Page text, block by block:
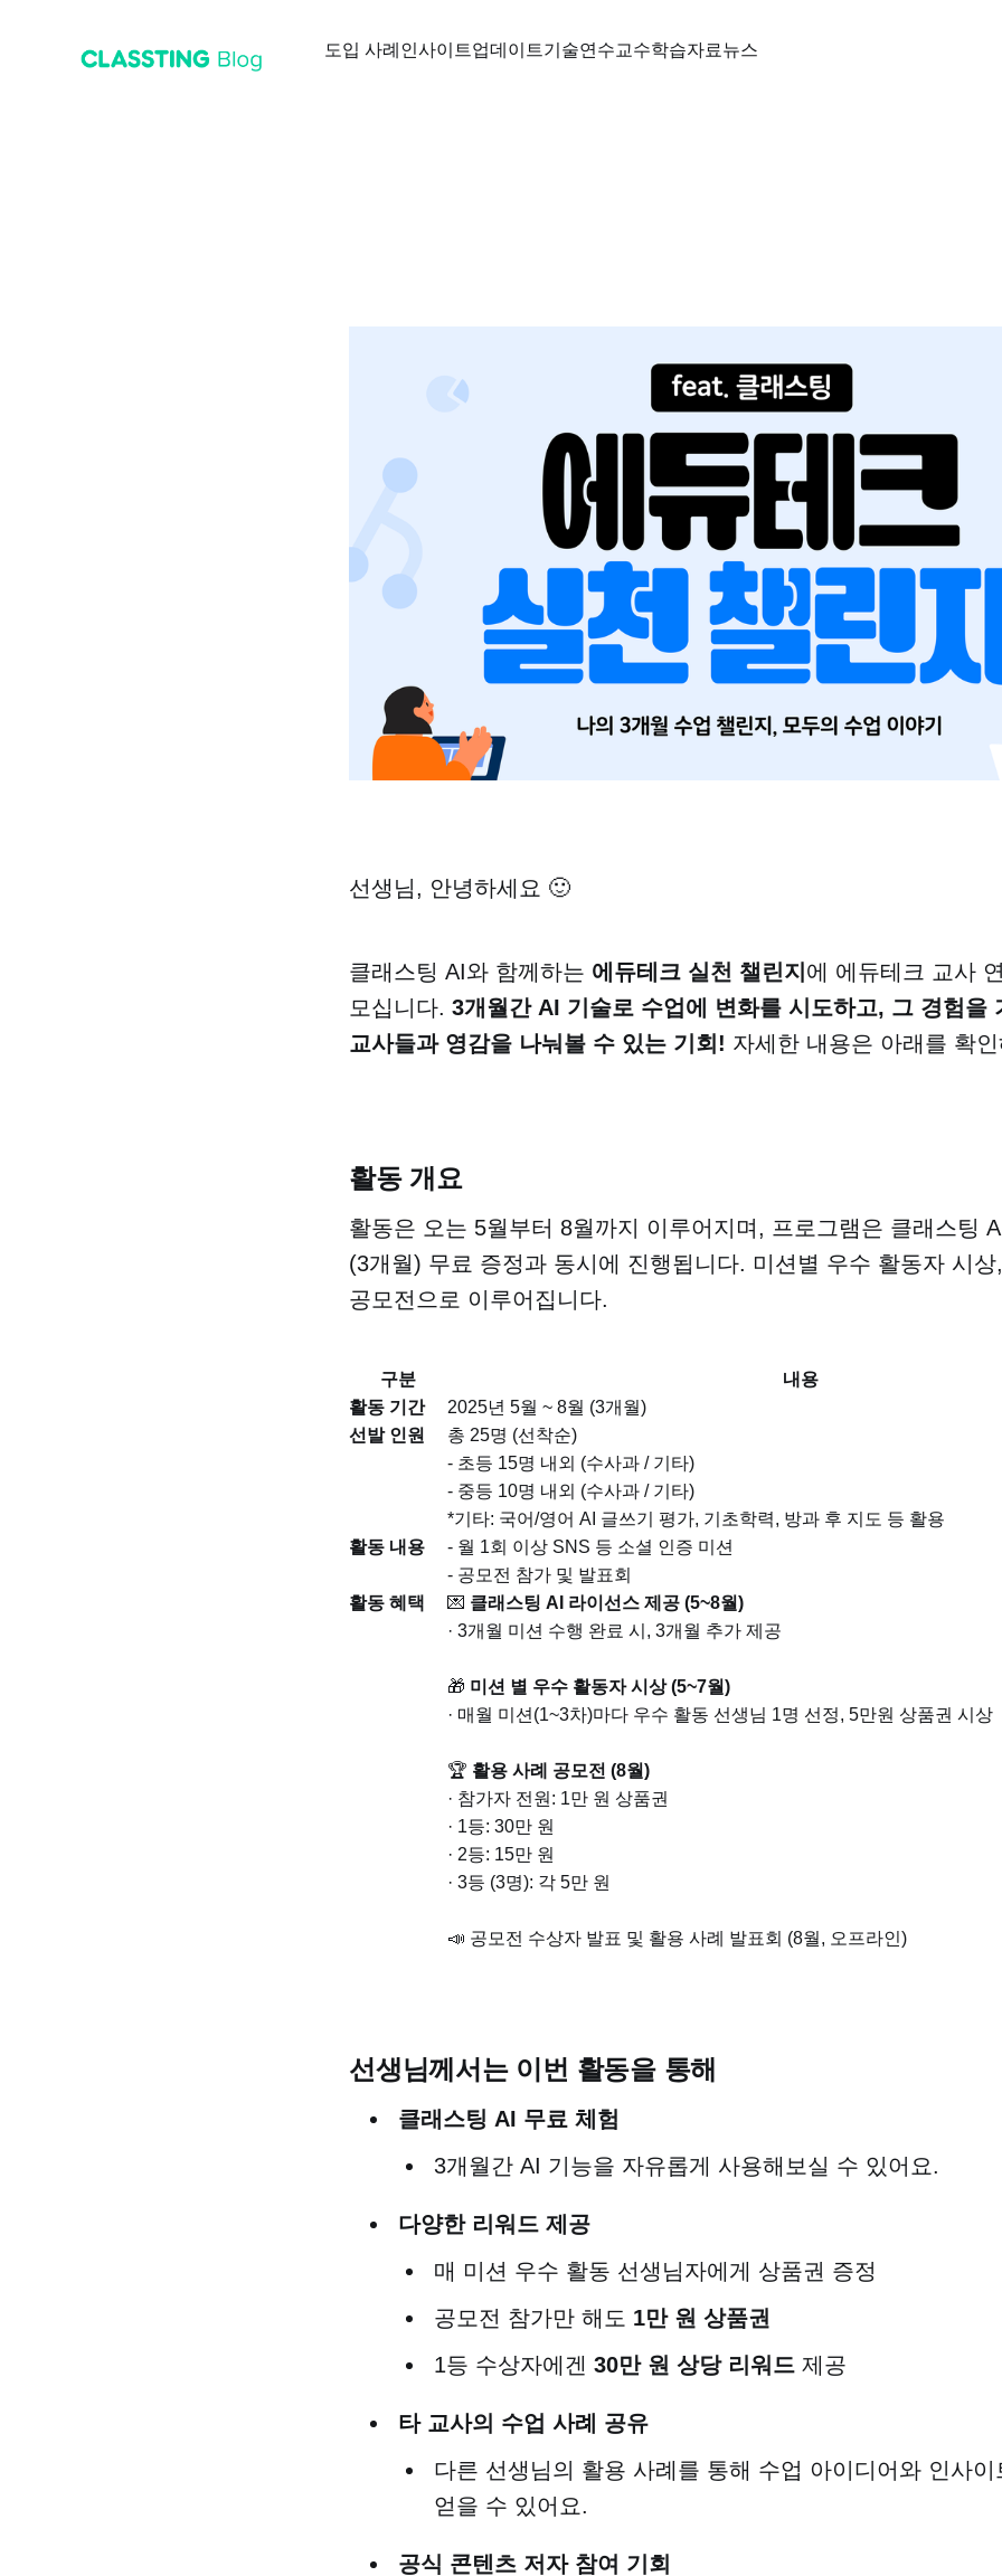
도입 사례 인사이트업데이트기술연수교수학습자료뉴스
선생님, 안녕하세요 🙂
클래스팅 AI와 함께하는 에듀테크 실천 챌린지 에 에듀테크 교사
모십니다. 3개월간 AI 기술로 수업에 변화를 시도하고, 그 경험을
교사들과 영감을 나눠볼 수 있는 기회! 자세한 내용은 아래를 확
활동 개요
활동은 오는 5월부터 8월까지 이루어지며, 프로그램은 클래스팅
(3개월) 무료 증정과 동시에 진행됩니다. 미션별 우수 활동자 시
공모전으로 이루어집니다.
구분
내용
활동 기간
2025년 5월 ~ 8월 (3개월)
선발 인원
총 25명 (선착순)
- 초등 15명 내외 (수사과 / 기타)
- 중등 10명 내외 (수사과 / 기타)
*기타: 국어/영어 AI 글쓰기 평가, 기초학력, 방과 후 지도 등 활용
활동 내용
- 월 1회 이상 SNS 등 소셜 인증 미션
- 공모전 참가 및 발표회
활동 혜택
💌 클래스팅 AI 라이선스 제공 (5~8월)
· 3개월 미션 수행 완료 시, 3개월 추가 제공
🎁 미션 별 우수 활동자 시상 (5~7월)
· 매월 미션(1~3차)마다 우수 활동 선생님 1명 선정, 5만원 상품권 시상
🏆 활용 사례 공모전 (8월)
· 참가자 전원: 1만 원 상품권
· 1등: 30만 원
· 2등: 15만 원
· 3등 (3명): 각 5만 원
📣 공모전 수상자 발표 및 활용 사례 발표회 (8월, 오프라인)
선생님께서는 이번 활동을 통해
클래스팅 AI 무료 체험
3개월간 AI 기능을 자유롭게 사용해보실 수 있어요.
다양한 리워드 제공
매 미션 우수 활동 선생님자에게 상품권 증정
공모전 참가만 해도 1만 원 상품권
1등 수상자에겐 30만 원 상당 리워드 제공
타 교사의 수업 사례 공유
다른 선생님의 활용 사례를 통해 수업 아이디어와 인사이
얻을 수 있어요.
공식 콘텐츠 저자 참여 기회